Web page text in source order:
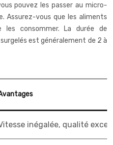
pouvez les passer au micro-
Assurez-vous que les aliments
consommer. La durée de
est généralement de 2 à
inégalée, qualité